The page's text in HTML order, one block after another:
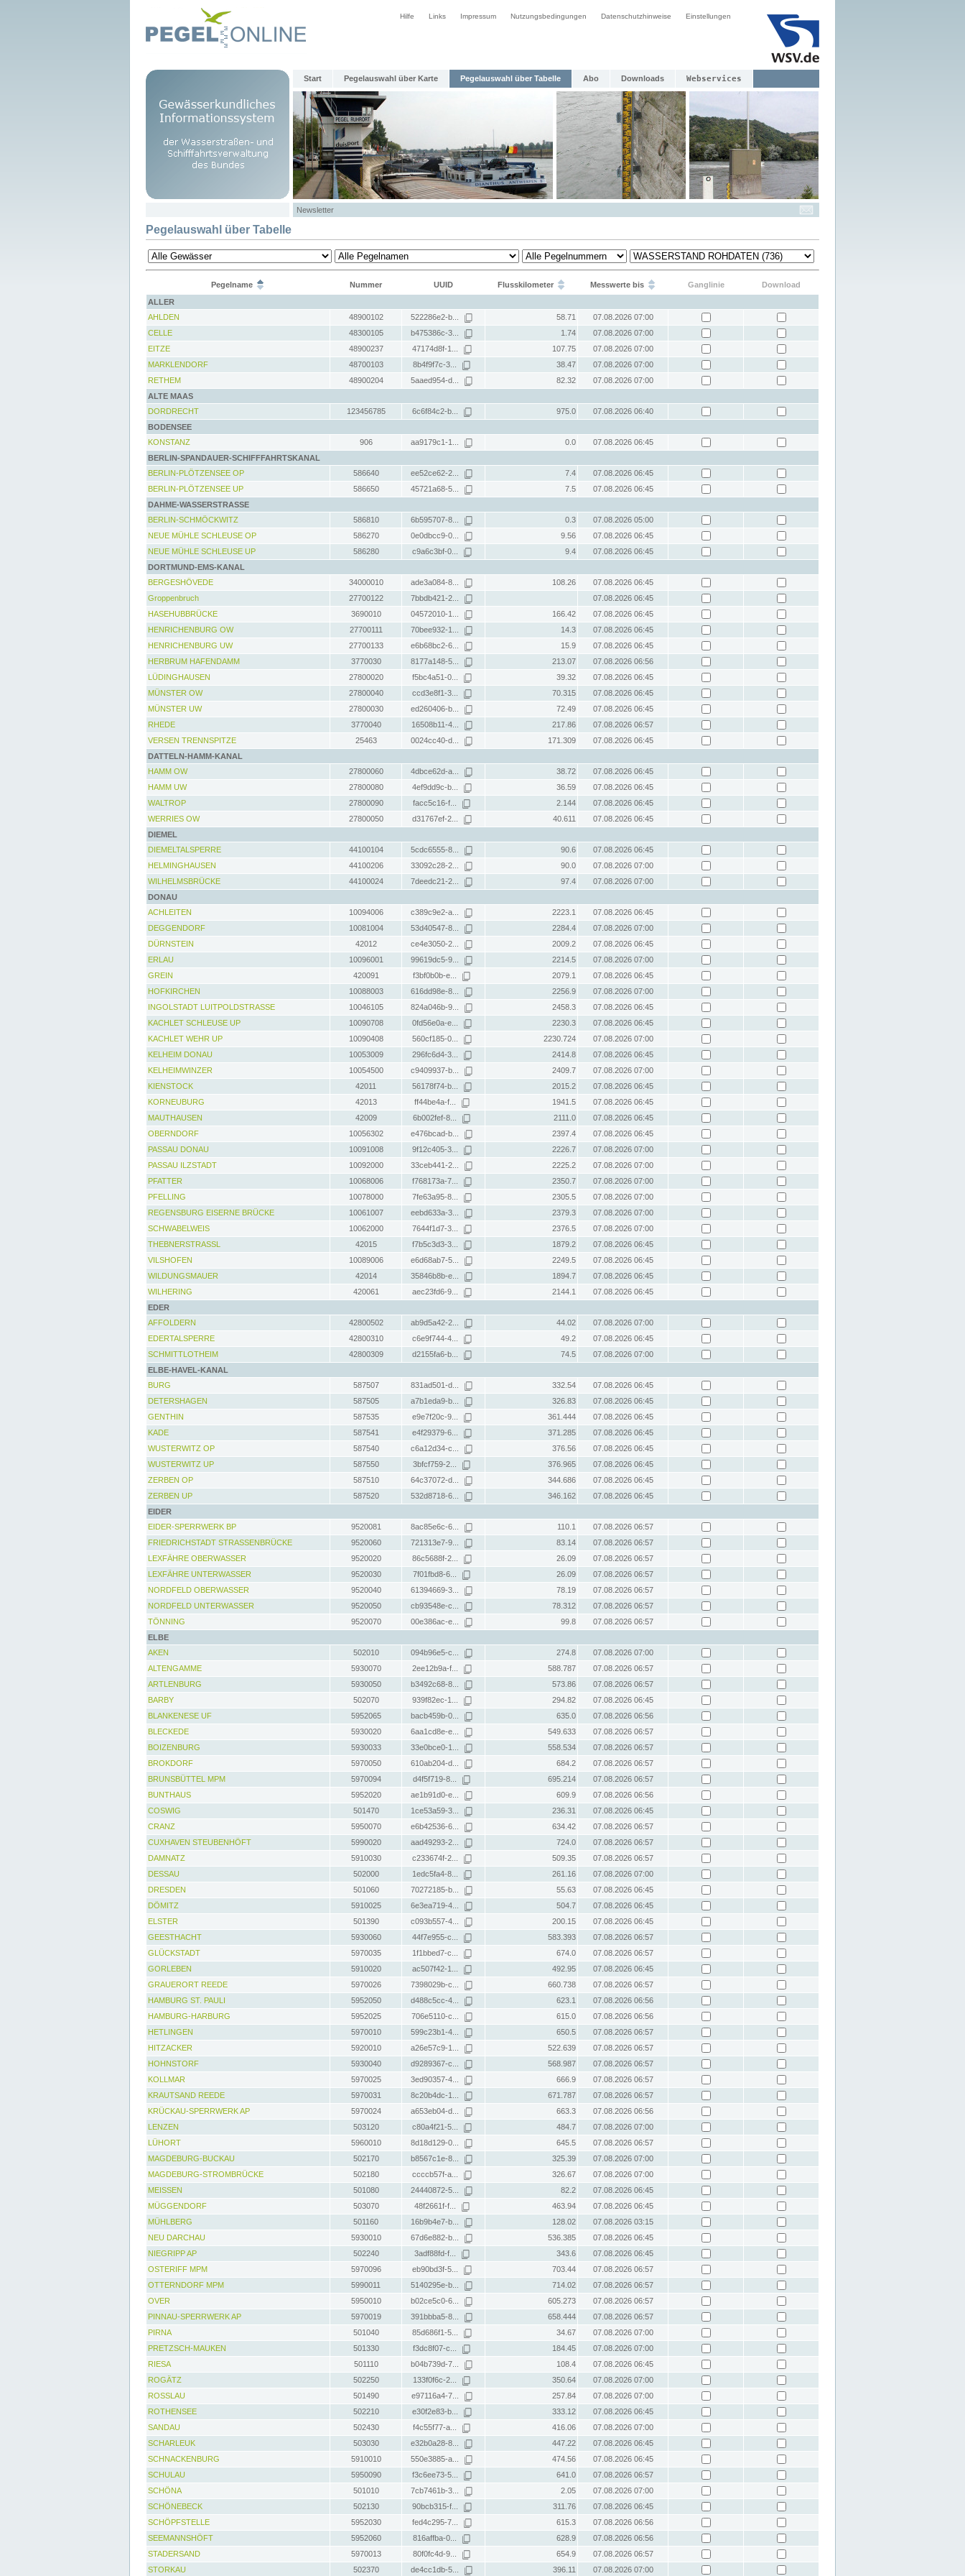
Hilfe Links Impressum Nutzungsbedingungen Datenschutzhinweise Einstellungen
Start Pegelauswahl über Karte Pegelauswahl über Tabelle Abo Downloads Webservices
Newsletter
Pegelauswahl über Tabelle
Pegelname Nummer UUID Flusskilometer Messwerte bis Ganglinie
Download
ALLER
AHLDEN
48900102 522286e2-b... 58.71
07.08.2026 07:00
CELLE
48300105 b475386c-3... 1.74
07.08.2026 07:00
EITZE
48900237 47174d8f-1... 107.75
07.08.2026 07:00
MARKLENDORF
48700103 8b4f9f7c-3... 38.47
07.08.2026 07:00
RETHEM
48900204 5aaed954-d... 82.32
07.08.2026 07:00
ALTE MAAS
DORDRECHT
123456785 6c6f84c2-b... 975.0
07.08.2026 06:40
BODENSEE
KONSTANZ
906 aa9179c1-1... 0.0
07.08.2026 06:45
BERLIN-SPANDAUER-SCHIFFFAHRTSKANAL
BERLIN-PLÖTZENSEE OP
586640 ee52ce62-2... 7.4
07.08.2026 06:45
BERLIN-PLÖTZENSEE UP
586650 45721a68-5... 7.5
07.08.2026 06:45
DAHME-WASSERSTRASSE
BERLIN-SCHMÖCKWITZ
586810 6b595707-8... 0.3
07.08.2026 05:00
NEUE MÜHLE SCHLEUSE OP
586270 0e0dbcc9-0... 9.56
07.08.2026 06:45
NEUE MÜHLE SCHLEUSE UP
586280 c9a6c3bf-0... 9.4
07.08.2026 06:45
DORTMUND-EMS-KANAL
BERGESHÖVEDE
34000010 ade3a084-8... 108.26
07.08.2026 06:45
Groppenbruch
27700122 7bbdb421-2...
07.08.2026 06:45
HASEHUBBRÜCKE
3690010 04572010-1... 166.42
07.08.2026 06:45
HENRICHENBURG OW
27700111 70bee932-1... 14.3
07.08.2026 06:45
HENRICHENBURG UW
27700133 e6b68bc2-6... 15.9
07.08.2026 06:45
HERBRUM HAFENDAMM
3770030 8177a148-5... 213.07
07.08.2026 06:56
LÜDINGHAUSEN
27800020 f5bc4a51-0... 39.32
07.08.2026 06:45
MÜNSTER OW
27800040 ccd3e8f1-3... 70.315
07.08.2026 06:45
MÜNSTER UW
27800030 ed260406-b... 72.49
07.08.2026 06:45
RHEDE
3770040 16508b11-4... 217.86
07.08.2026 06:57
VERSEN TRENNSPITZE
25463 0024cc40-d... 171.309
07.08.2026 06:45
DATTELN-HAMM-KANAL
HAMM OW
27800060 4dbce62d-a... 38.72
07.08.2026 06:45
HAMM UW
27800080 4ef9dd9c-b... 36.59
07.08.2026 06:45
WALTROP
27800090 facc5c16-f... 2.144
07.08.2026 06:45
WERRIES OW
27800050 d31767ef-2... 40.611
07.08.2026 06:45
DIEMEL
DIEMELTALSPERRE
44100104 5cdc6555-8... 90.6
07.08.2026 06:45
HELMINGHAUSEN
44100206 33092c28-2... 90.0
07.08.2026 07:00
WILHELMSBRÜCKE
44100024 7deedc21-2... 97.4
07.08.2026 07:00
DONAU
ACHLEITEN
10094006 c389c9e2-a... 2223.1
07.08.2026 06:45
DEGGENDORF
10081004 53d40547-8... 2284.4
07.08.2026 07:00
DÜRNSTEIN
42012 ce4e3050-2... 2009.2
07.08.2026 06:45
ERLAU
10096001 99619dc5-9... 2214.5
07.08.2026 07:00
GREIN
420091 f3bf0b0b-e... 2079.1
07.08.2026 06:45
HOFKIRCHEN
10088003 616dd98e-8... 2256.9
07.08.2026 07:00
INGOLSTADT LUITPOLDSTRASSE
10046105 824a046b-9... 2458.3
07.08.2026 06:45
KACHLET SCHLEUSE UP
10090708 0fd56e0a-e... 2230.3
07.08.2026 06:45
KACHLET WEHR UP
10090408 560cf185-0... 2230.724
07.08.2026 07:00
KELHEIM DONAU
10053009 296fc6d4-3... 2414.8
07.08.2026 06:45
KELHEIMWINZER
10054500 c9409937-b... 2409.7
07.08.2026 07:00
KIENSTOCK
42011 56178f74-b... 2015.2
07.08.2026 06:45
KORNEUBURG
42013 ff44be4a-f... 1941.5
07.08.2026 06:45
MAUTHAUSEN
42009 6b002fef-8... 2111.0
07.08.2026 06:45
OBERNDORF
10056302 e476bcad-b... 2397.4
07.08.2026 06:45
PASSAU DONAU
10091008 9f12c405-3... 2226.7
07.08.2026 07:00
PASSAU ILZSTADT
10092000 33ceb441-2... 2225.2
07.08.2026 07:00
PFATTER
10068006 f768173a-7... 2350.7
07.08.2026 07:00
PFELLING
10078000 7fe63a95-8... 2305.5
07.08.2026 07:00
REGENSBURG EISERNE BRÜCKE
10061007 eebd633a-3... 2379.3
07.08.2026 07:00
SCHWABELWEIS
10062000 7644f1d7-3... 2376.5
07.08.2026 07:00
THEBNERSTRASSL
42015 f7b5c3d3-3... 1879.2
07.08.2026 06:45
VILSHOFEN
10089006 e6d68ab7-5... 2249.5
07.08.2026 06:45
WILDUNGSMAUER
42014 35846b8b-e... 1894.7
07.08.2026 06:45
WILHERING
420061 aec23fd6-9... 2144.1
07.08.2026 06:45
EDER
AFFOLDERN
42800502 ab9d5a42-2... 44.02
07.08.2026 07:00
EDERTALSPERRE
42800310 c6e9f744-4... 49.2
07.08.2026 06:45
SCHMITTLOTHEIM
42800309 d2155fa6-b... 74.5
07.08.2026 07:00
ELBE-HAVEL-KANAL
BURG
587507 831ad501-d... 332.54
07.08.2026 06:45
DETERSHAGEN
587505 a7b1eda9-b... 326.83
07.08.2026 06:45
GENTHIN
587535 e9e7f20c-9... 361.444
07.08.2026 06:45
KADE
587541 e4f29379-6... 371.285
07.08.2026 06:45
WUSTERWITZ OP
587540 c6a12d34-c... 376.56
07.08.2026 06:45
WUSTERWITZ UP
587550 3bfcf759-2... 376.965
07.08.2026 06:45
ZERBEN OP
587510 64c37072-d... 344.686
07.08.2026 06:45
ZERBEN UP
587520 532d8718-6... 346.162
07.08.2026 06:45
EIDER
EIDER-SPERRWERK BP
9520081 8ac85e6c-6... 110.1
07.08.2026 06:57
FRIEDRICHSTADT STRASSENBRÜCKE
9520060 721313e7-9... 83.14
07.08.2026 06:57
LEXFÄHRE OBERWASSER
9520020 86c5688f-2... 26.09
07.08.2026 06:57
LEXFÄHRE UNTERWASSER
9520030 7f01fbd8-6... 26.09
07.08.2026 06:57
NORDFELD OBERWASSER
9520040 61394669-3... 78.19
07.08.2026 06:57
NORDFELD UNTERWASSER
9520050 cb93548e-c... 78.312
07.08.2026 06:57
TÖNNING
9520070 00e386ac-e... 99.8
07.08.2026 06:57
ELBE
AKEN
502010 094b96e5-c... 274.8
07.08.2026 07:00
ALTENGAMME
5930070 2ee12b9a-f... 588.787
07.08.2026 06:57
ARTLENBURG
5930050 b3492c68-8... 573.86
07.08.2026 06:57
BARBY
502070 939f82ec-1... 294.82
07.08.2026 06:45
BLANKENESE UF
5952065 bacb459b-0... 635.0
07.08.2026 06:56
BLECKEDE
5930020 6aa1cd8e-e... 549.633
07.08.2026 06:57
BOIZENBURG
5930033 33e0bce0-1... 558.534
07.08.2026 06:57
BROKDORF
5970050 610ab204-d... 684.2
07.08.2026 06:57
BRUNSBÜTTEL MPM
5970094 d4f5f719-8... 695.214
07.08.2026 06:57
BUNTHAUS
5952020 ae1b91d0-e... 609.9
07.08.2026 06:56
COSWIG
501470 1ce53a59-3... 236.31
07.08.2026 06:45
CRANZ
5950070 e6b42536-6... 634.42
07.08.2026 06:57
CUXHAVEN STEUBENHÖFT
5990020 aad49293-2... 724.0
07.08.2026 06:57
DAMNATZ
5910030 c233674f-2... 509.35
07.08.2026 06:57
DESSAU
502000 1edc5fa4-8... 261.16
07.08.2026 07:00
DRESDEN
501060 70272185-b... 55.63
07.08.2026 06:45
DÖMITZ
5910025 6e3ea719-4... 504.7
07.08.2026 06:45
ELSTER
501390 c093b557-4... 200.15
07.08.2026 06:45
GEESTHACHT
5930060 44f7e955-c... 583.393
07.08.2026 06:57
GLÜCKSTADT
5970035 1f1bbed7-c... 674.0
07.08.2026 06:57
GORLEBEN
5910020 ac507f42-1... 492.95
07.08.2026 06:45
GRAUERORT REEDE
5970026 7398029b-c... 660.738
07.08.2026 06:57
HAMBURG ST. PAULI
5952050 d488c5cc-4... 623.1
07.08.2026 06:56
HAMBURG-HARBURG
5952025 706e5110-c... 615.0
07.08.2026 06:56
HETLINGEN
5970010 599c23b1-4... 650.5
07.08.2026 06:57
HITZACKER
5920010 a26e57c9-1... 522.639
07.08.2026 06:57
HOHNSTORF
5930040 d9289367-c... 568.987
07.08.2026 06:57
KOLLMAR
5970025 3ed90357-4... 666.9
07.08.2026 06:57
KRAUTSAND REEDE
5970031 8c20b4dc-1... 671.787
07.08.2026 06:57
KRÜCKAU-SPERRWERK AP
5970024 a653eb04-d... 663.3
07.08.2026 06:56
LENZEN
503120 c80a4f21-5... 484.7
07.08.2026 07:00
LÜHORT
5960010 8d18d129-0... 645.5
07.08.2026 06:57
MAGDEBURG-BUCKAU
502170 b8567c1e-8... 325.39
07.08.2026 07:00
MAGDEBURG-STROMBRÜCKE
502180 ccccb57f-a... 326.67
07.08.2026 07:00
MEISSEN
501080 24440872-5... 82.2
07.08.2026 06:45
MÜGGENDORF
503070 48f2661f-f... 463.94
07.08.2026 06:45
MÜHLBERG
501160 16b9b4e7-b... 128.02
07.08.2026 03:15
NEU DARCHAU
5930010 67d6e882-b... 536.385
07.08.2026 06:45
NIEGRIPP AP
502240 3adf88fd-f... 343.6
07.08.2026 06:45
OSTERIFF MPM
5970096 eb90bd3f-5... 703.44
07.08.2026 06:57
OTTERNDORF MPM
5990011 5140295e-b... 714.02
07.08.2026 06:57
OVER
5950010 b02ce5c0-6... 605.273
07.08.2026 06:57
PINNAU-SPERRWERK AP
5970019 391bbba5-8... 658.444
07.08.2026 06:57
PIRNA
501040 85d686f1-5... 34.67
07.08.2026 07:00
PRETZSCH-MAUKEN
501330 f3dc8f07-c... 184.45
07.08.2026 07:00
RIESA
501110 b04b739d-7... 108.4
07.08.2026 06:45
ROGÄTZ
502250 133f0f6c-2... 350.64
07.08.2026 07:00
ROSSLAU
501490 e97116a4-7... 257.84
07.08.2026 07:00
ROTHENSEE
502210 e30f2e83-b... 333.12
07.08.2026 06:45
SANDAU
502430 f4c55f77-a... 416.06
07.08.2026 07:00
SCHARLEUK
503030 e32b0a28-8... 447.22
07.08.2026 06:45
SCHNACKENBURG
5910010 550e3885-a... 474.56
07.08.2026 06:45
SCHULAU
5950090 f3c6ee73-5... 641.0
07.08.2026 06:57
SCHÖNA
501010 7cb7461b-3... 2.05
07.08.2026 07:00
SCHÖNEBECK
502130 90bcb315-f... 311.76
07.08.2026 06:45
SCHÖPFSTELLE
5952030 fed4c295-7... 615.3
07.08.2026 06:56
SEEMANNSHÖFT
5952060 816affba-0... 628.9
07.08.2026 06:56
STADERSAND
5970013 80f0fc4d-9... 654.9
07.08.2026 06:57
STORKAU
502370 de4cc1db-5... 396.11 07.08.2026 07:00